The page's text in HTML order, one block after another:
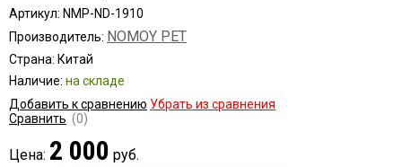
Артикул: NMP-ND-1910
Производитель: NOMOY PET
Страна: Китай
Наличие: на складе
Добавить к сравнению Убрать из сравнения
Сравнить (0)
Цена: 2 000 руб.